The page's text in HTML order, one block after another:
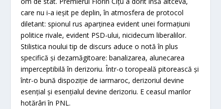
care nu i-a ieşit pe deplin, în atmosfera de protocol
diletant: spionul rus aparţinea evident unei formaţiuni
politice rivale, evident PSD-ului, nicidecum liberalilor.
Stilistica noului tip de discurs aduce o notă în plus
specifică şi dezamăgitoare: banalizarea, alunecarea
imperceptibilă în derizoriu. Într-o toropeală pitorească şi
într-o bună dispoziţie de iarmaroc, derizoriul devine
esenţial şi esenţialul devine derizoriu. E ceasul marilor
hotărâri în PNL.